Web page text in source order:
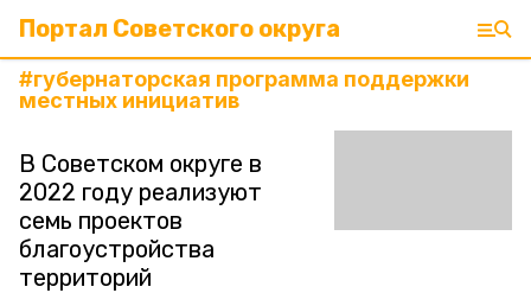
Портал Советского округа
#губернаторская программа поддержки
местных инициатив
В Советском округе в
2022 году реализуют
семь проектов
благоустройства
территорий